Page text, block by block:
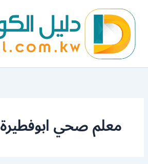
المحتوى
معلم صحي ابوفطيرة